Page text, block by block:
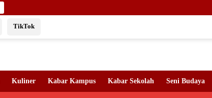
TikTok
Kuliner Kabar Kampus Kabar Sekolah Seni Budaya